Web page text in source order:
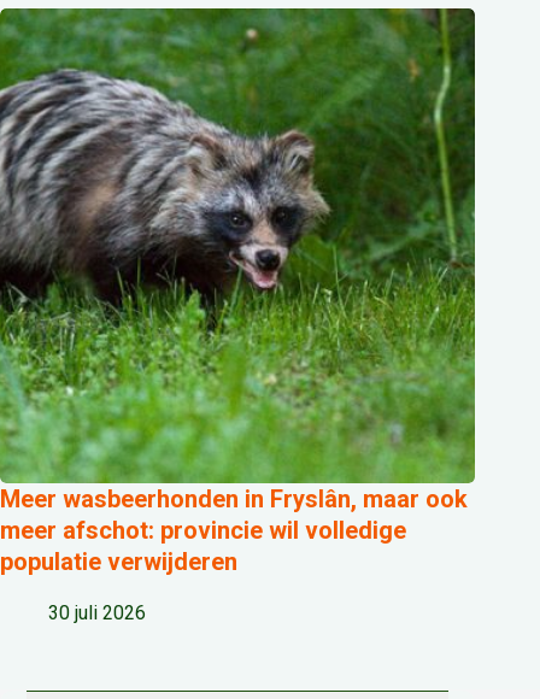
Meer wasbeerhonden in Fryslân, maar ook
meer afschot: provincie wil volledige
populatie verwijderen
30 juli 2026